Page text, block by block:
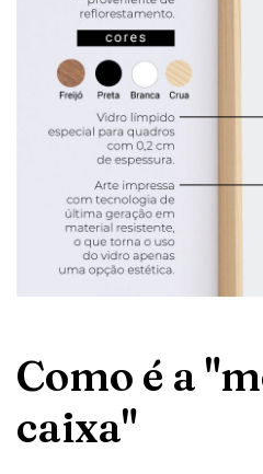
Como é a
caixa"